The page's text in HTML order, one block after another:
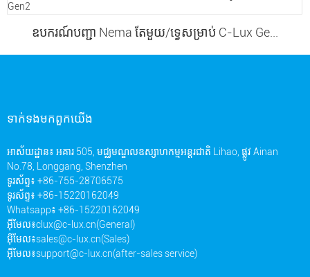
ឧបករណ៍បញ្ជា Nema តែមួយ/ទ្វេសម្រាប់ C-Lux Ge...
ទាក់ទង​មក​ពួក​យើង
អាស័យដ្ឋាន៖ អគារ 505, មជ្ឈមណ្ឌលឧស្សាហកម្មអន្តរជាតិ Lihao, ផ្លូវ Ainan
No.78, Longgang, Shenzhen
ទូរស័ព្ទ៖ +86-755-28706575
ទូរស័ព្ទ៖ +86-15220162049
Whatsapp៖ +86-15220162049
អ៊ីមែល៖clux@c-lux.cn(General)
អ៊ីមែល៖sales@c-lux.cn(Sales)
អ៊ីមែល៖support@c-lux.cn(after-sales service)